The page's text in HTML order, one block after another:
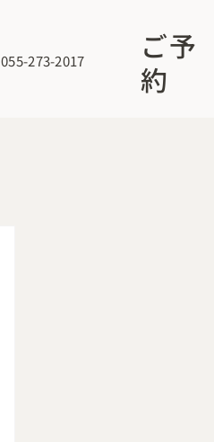
ご予
約
055-273-2017